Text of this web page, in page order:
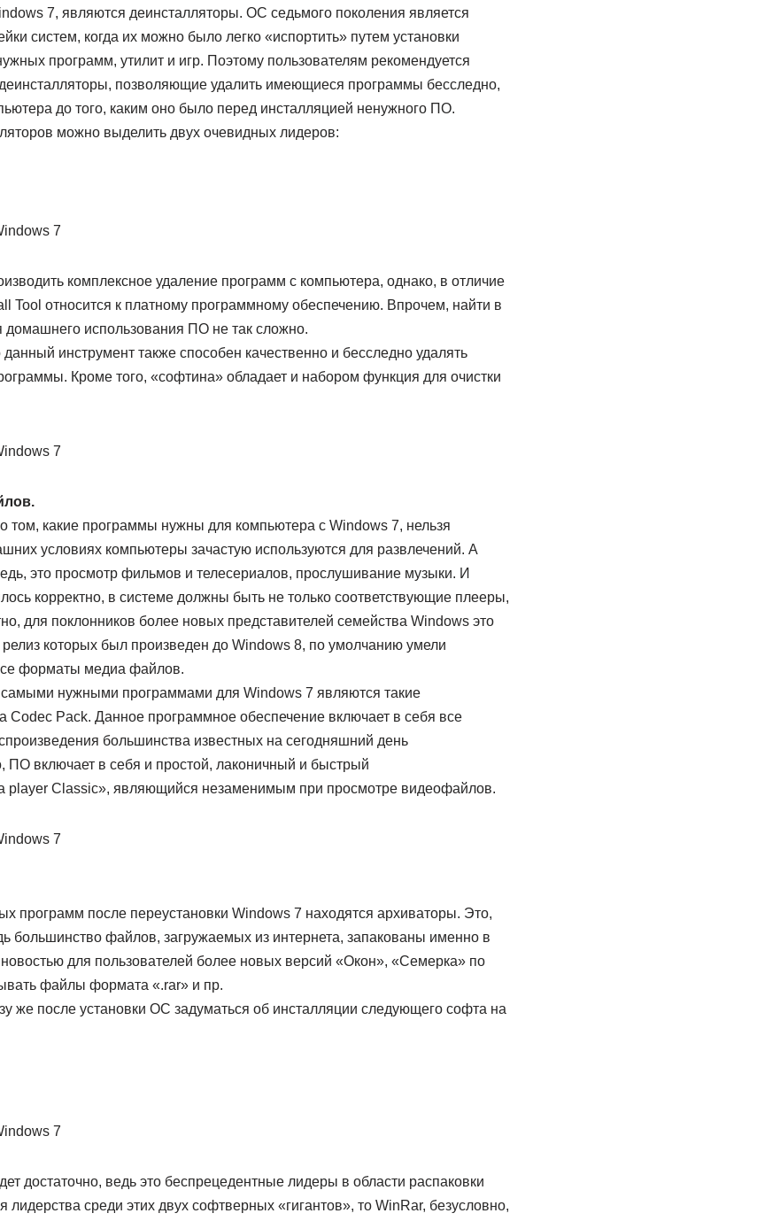
7, являются деинсталляторы. ОС седьмого поколения является
систем, когда их можно было легко «испортить» путем установки
программ, утилит и игр. Поэтому пользователям рекомендуется
позволяющие удалить имеющиеся программы бесследно,
до того, каким оно было перед инсталляцией ненужного ПО.
можно выделить двух очевидных лидеров:
комплексное удаление программ с компьютера, однако, в отличие
Tool относится к платному программному обеспечению. Впрочем, найти в
домашнего использования ПО не так сложно.
инструмент также способен качественно и бесследно удалять
Кроме того, «софтина» обладает и набором функция для очистки
о том, какие программы нужны для компьютера с Windows 7, нельзя
условиях компьютеры зачастую используются для развлечений. А
это просмотр фильмов и телесериалов, прослушивание музыки. И
корректно, в системе должны быть не только соответствующие плееры,
для поклонников более новых представителей семейства Windows это
релиз которых был произведен до Windows 8, по умолчанию умели
форматы медиа файлов.
нужными программами для Windows 7 являются такие
Codec Pack. Данное программное обеспечение включает в себя все
большинства известных на сегодняшний день
ПО включает в себя и простой, лаконичный и быстрый
player Classic», являющийся незаменимым при просмотре видеофайлов.
программ после переустановки Windows 7 находятся архиваторы. Это,
большинство файлов, загружаемых из интернета, запакованы именно в
для пользователей более новых версий «Окон», «Семерка» по
файлы формата «.rar» и пр.
же после установки ОС задуматься об инсталляции следующего софта на
достаточно, ведь это беспрецедентные лидеры в области распаковки
лидерства среди этих двух софтверных «гигантов», то WinRar, безусловно,